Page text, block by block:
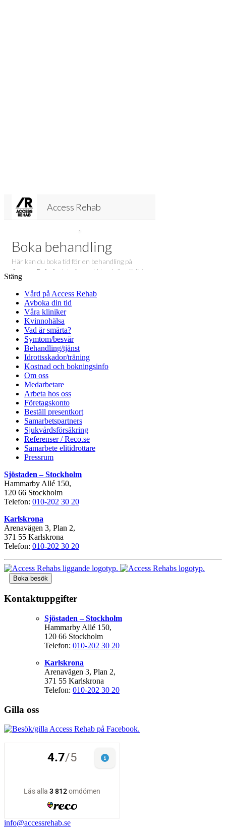
Stäng
Vård på Access Rehab
Avboka din tid
Våra kliniker
Kvinnohälsa
Vad är smärta?
Symtom/besvär
Behandling/tjänst
Idrottsskador/träning
Kostnad och bokningsinfo
Om oss
Medarbetare
Arbeta hos oss
Företagskonto
Beställ presentkort
Samarbetspartners
Sjukvårdsförsäkring
Referenser / Reco.se
Samarbete elitidrottare
Pressrum
Sjöstaden – Stockholm
Hammarby Allé 150,
120 66 Stockholm
Telefon: 010-202 30 20
Karlskrona
Arenavägen 3, Plan 2,
371 55 Karlskrona
Telefon: 010-202 30 20
Boka besök
Kontaktuppgifter
Sjöstaden – Stockholm
Hammarby Allé 150,
120 66 Stockholm
Telefon: 010-202 30 20
Karlskrona
Arenavägen 3, Plan 2,
371 55 Karlskrona
Telefon: 010-202 30 20
Gilla oss
info@accessrehab.se